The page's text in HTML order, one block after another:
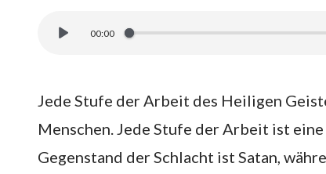
00:00
Jede Stufe der Arbeit des Heiligen
Menschen. Jede Stufe der Arbeit ist
Gegenstand der Schlacht ist Satan,